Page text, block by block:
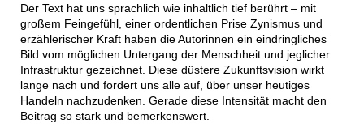
Der Text hat uns sprachlich wie inhaltlich tief berührt – mit
großem Feingefühl, einer ordentlichen Prise Zynismus und
erzählerischer Kraft haben die Autorinnen ein eindringliches
Bild vom möglichen Untergang der Menschheit und jeglicher
Infrastruktur gezeichnet. Diese düstere Zukunftsvision wirkt
lange nach und fordert uns alle auf, über unser heutiges
Handeln nachzudenken. Gerade diese Intensität macht den
Beitrag so stark und bemerkenswert.